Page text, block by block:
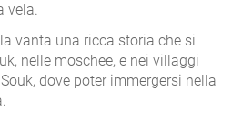
vela.
vanta una ricca storia che si
nelle moschee, e nei villaggi
dove poter immergersi nella